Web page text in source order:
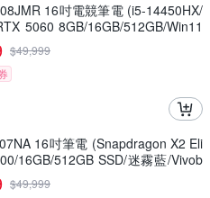
16吋電競筆電 (i5-14450HX/
5060 8GB/16GB/512GB/Win11
/TUF Gaming F16)
$49,999
16吋筆電 (Snapdragon X2 Eli
16GB/512GB SSD/迷霧藍/Vivob
$49,999